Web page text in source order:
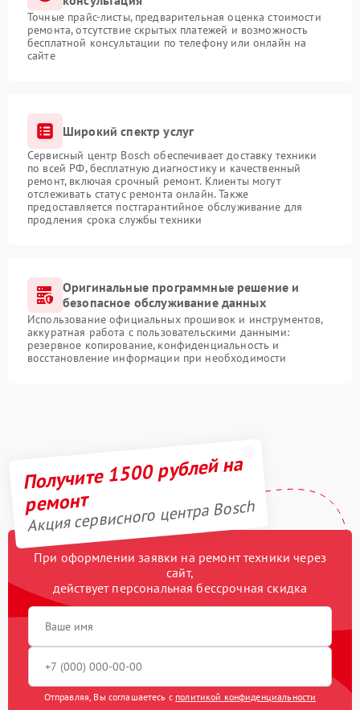
Точные прайс-листы, предварительная оценка стоимости
ремонта, отсутствие скрытых платежей и возможность
бесплатной консультации по телефону или онлайн на
сайте
Широкий спектр услуг
Сервисный центр Bosch обеспечивает доставку техники
по всей РФ, бесплатную диагностику и качественный
ремонт, включая срочный ремонт. Клиенты могут
отслеживать статус ремонта онлайн. Также
предоставляется постгарантийное обслуживание для
продления срока службы техники
Оригинальные программные решение и
безопасное обслуживание данных
Использование официальных прошивок и инструментов,
аккуратная работа с пользовательскими данными:
резервное копирование, конфиденциальность и
восстановление информации при необходимости
Получите 1500 рублей на
ремонт
Акция сервисного центра Bosch
При оформлении заявки на ремонт техники через
сайт,
действует персональная бессрочная скидка
Отправляя, Вы соглашаетесь с политикой конфиденциальности